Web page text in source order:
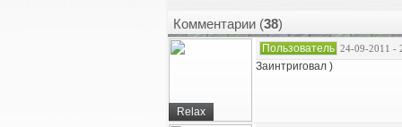
Комментарии (38)
Relax
Пользователь 24-09-2011 -
Заинтриговал )